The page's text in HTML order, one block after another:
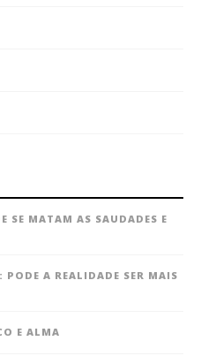
SE MATAM AS SAUDADES E
A REALIDADE SER MAIS
E ALMA